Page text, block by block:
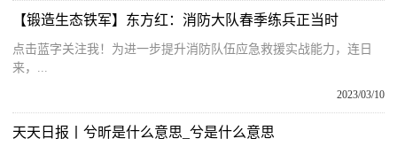
【锻造生态铁军】东方红：消防大队春季练兵正当时
点击蓝字关注我！为进一步提升消防队伍应急救援实战能力，连日
来，...
2023/03/10
天天日报丨兮昕是什么意思_兮是什么意思